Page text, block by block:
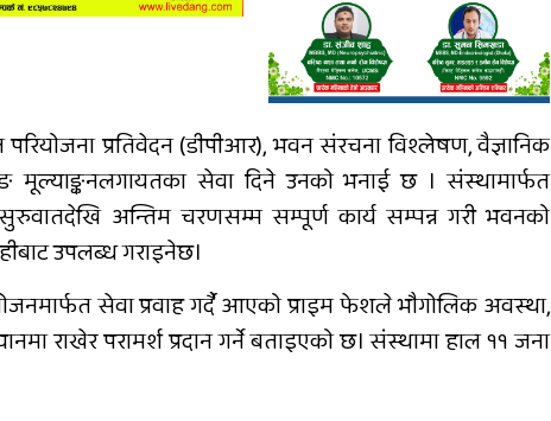
प्रतिवेदन (डीपीआर), भवन संरचना विश्लेषण, वैज्ञानिक
मूल्याङ्कनलगायतका सेवा दिने उनको भनाई छ । संस्थामार्फत
अन्तिम चरणसम्म सम्पूर्ण कार्य सम्पन्न गरी भवनको
उपलब्ध गराइनेछ।
सेवा प्रवाह गर्दै आएको प्राइम फेशले भौगोलिक अवस्था,
राखेर परामर्श प्रदान गर्ने बताइएको छ। संस्थामा हाल ११ जना